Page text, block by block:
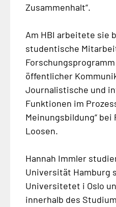
Zusammenhalt“.
Am HBI arbeitete sie
studentische
Forschungsprogramm
öffentlicher
Journalistische und
Funktionen im
Meinungsbildung“ bei
Loosen.
Hannah Immler
Universität Hamburg
Universitetet i Oslo
innerhalb des